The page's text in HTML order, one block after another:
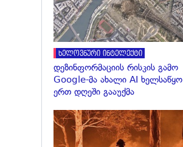
ხელოვნური ინტელექტი
დეზინფორმაციის რისკის გამო
Google-მა ახალი AI ხელსაწყო
ერთ დღეში გააუქმა